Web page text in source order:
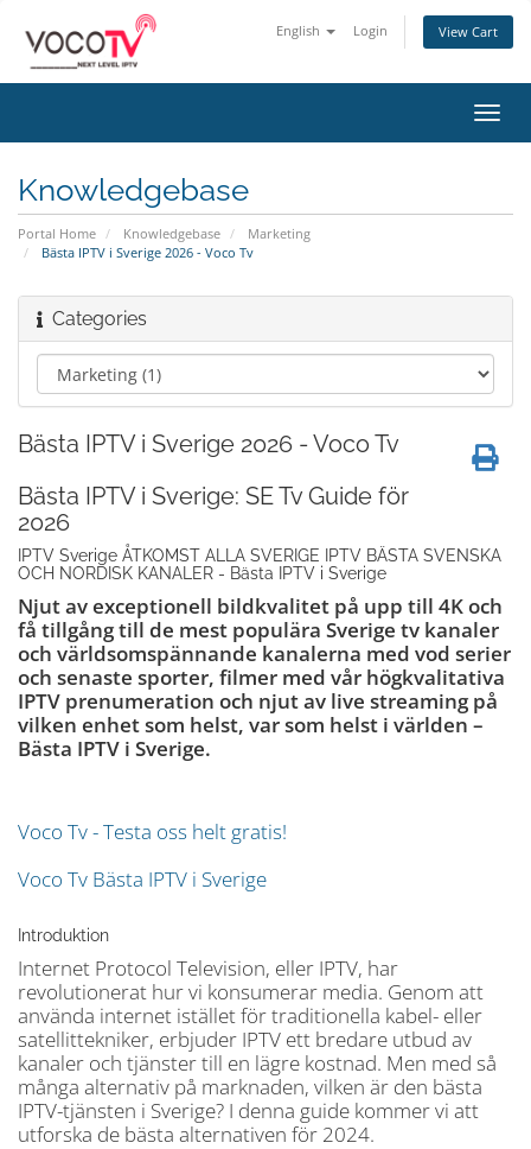
English Login View Cart
Knowledgebase
Portal Home Knowledgebase
Marketing
Bästa IPTV i Sverige 2026 - Voco Tv
Categories
Bästa IPTV i Sverige 2026 - Voco Tv
Bästa IPTV i Sverige: SE Tv Guide för
2026
IPTV Sverige ÅTKOMST ALLA SVERIGE IPTV BÄSTA SVENSKA
OCH NORDISK KANALER - Bästa IPTV i Sverige
Njut av exceptionell bildkvalitet på upp till 4K och
få tillgång till de mest populära Sverige tv kanaler
och världsomspännande kanalerna med vod serier
och senaste sporter, filmer med vår högkvalitativa
IPTV prenumeration och njut av live streaming på
vilken enhet som helst, var som helst i världen –
Bästa IPTV i Sverige.
Voco Tv - Testa oss helt gratis!
Voco Tv Bästa IPTV i Sverige
Introduktion
Internet Protocol Television, eller IPTV, har
revolutionerat hur vi konsumerar media. Genom att
använda internet istället för traditionella kabel- eller
satellittekniker, erbjuder IPTV ett bredare utbud av
kanaler och tjänster till en lägre kostnad. Men med så
många alternativ på marknaden, vilken är den bästa
IPTV-tjänsten i Sverige? I denna guide kommer vi att
utforska de bästa alternativen för 2024.